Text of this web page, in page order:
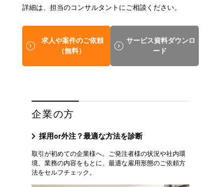
詳細は、担当のコンサルタントにご相談ください。
求人や案件のご依頼
（無料）
サービス資料ダウンロ
ード
企業の方
採用or外注？最適な方法を診断
取引が初めての企業様へ。ご発注者様の状況や社内環
境、業務の内容をもとに、最適な雇用形態のご依頼方
法をセルフチェック。